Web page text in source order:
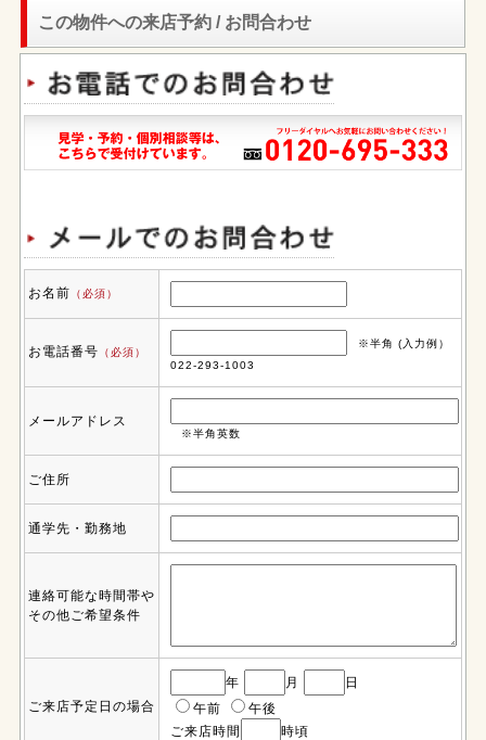
この物件への来店予約 / お問合わせ
お名前 （必須）
お電話番号 （必須）
※半角 (入力例）
022-293-1003
メールアドレス
※半角英数
ご住所
通学先・勤務地
連絡可能な時間帯や
その他ご希望条件
ご来店予定日の場合
年 月
日
午前
午後
ご来店時間
時頃